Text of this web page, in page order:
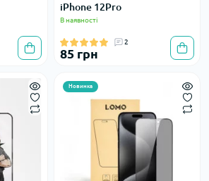
iPhone 12Pro
В наявності
2
85 грн
Новинка